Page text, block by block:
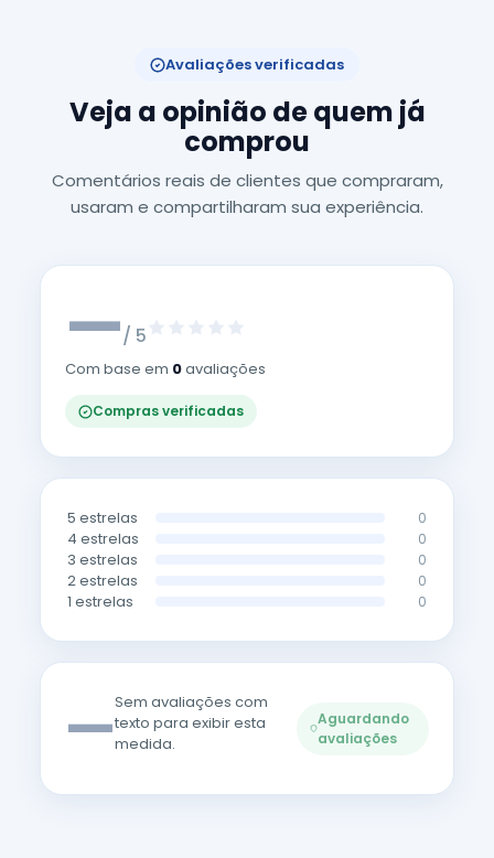
Avaliações verificadas
Veja a opinião de quem já
comprou
Comentários reais de clientes que compraram,
usaram e compartilharam sua experiência.
—/ 5
Com base em 0avaliações
Compras verificadas
5 estrelas 0
4 estrelas 0
3 estrelas 0
2 estrelas 0
1 estrelas 0
—Sem avaliações com
texto para exibir esta
medida.
Aguardando
avaliações